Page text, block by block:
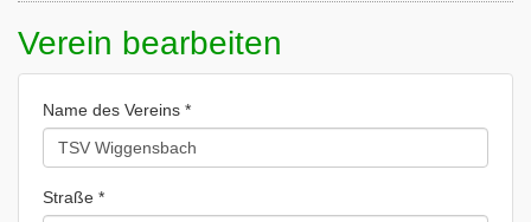
Verein bearbeiten
Name des Vereins *
Straße *